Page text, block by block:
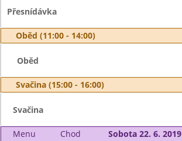
Přesnídávka
Oběd (11:00 - 14:00)
Oběd
Svačina (15:00 - 16:00)
Svačina
Menu Chod
Sobota 22. 6. 2019